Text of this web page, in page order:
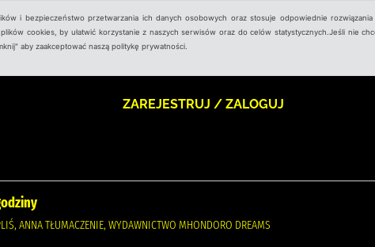
i bezpieczeństwo przetwarzania ich danych osobowych oraz stosuje odpowiednie
cookies, by ułatwić korzystanie z naszych serwisów oraz do celów statystycznych.Jeśli nie
aby zaakceptować naszą politykę prywatności.
ZAREJESTRUJ / ZALOGUJ
ANNA TŁUMACZENIE, WYDAWNICTWO MHONDORO DREAMS